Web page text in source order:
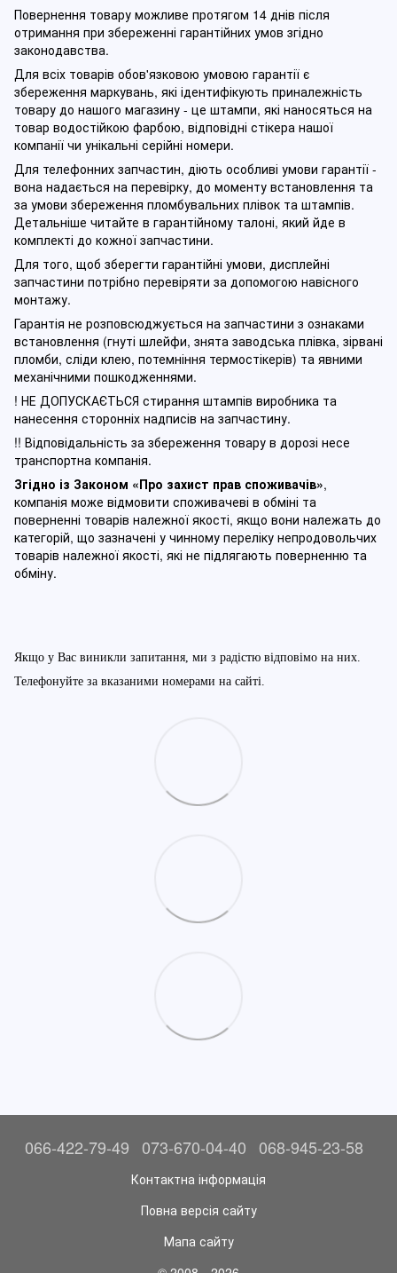
Повернення товару можливе протягом 14 днів після
отримання при збереженні гарантійних умов згідно
законодавства.
Для всіх товарів обов'язковою умовою гарантії є
збереження маркувань, які ідентифікують приналежність
товару до нашого магазину - це штампи, які наносяться на
товар водостійкою фарбою, відповідні стікера нашої
компанії чи унікальні серійні номери.
Для телефонних запчастин, діють особливі умови гарантії -
вона надається на перевірку, до моменту встановлення та
за умови збереження пломбувальних плівок та штампів.
Детальніше читайте в гарантійному талоні, який йде в
комплекті до кожної запчастини.
Для того, щоб зберегти гарантійні умови, дисплейні
запчастини потрібно перевіряти за допомогою навісного
монтажу.
Гарантія не розповсюджується на запчастини з ознаками
встановлення (гнуті шлейфи, знята заводська плівка, зірвані
пломби, сліди клею, потемніння термостікерів) та явними
механічними пошкодженнями.
! НЕ ДОПУСКАЄТЬСЯ стирання штампів виробника та
нанесення сторонніх надписів на запчастину.
!! Відповідальність за збереження товару в дорозі несе
транспортна компанія.
Згідно із Законом «Про захист прав споживачів»,
компанія може відмовити споживачеві в обміні та
поверненні товарів належної якості, якщо вони належать до
категорій, що зазначені у чинному переліку непродовольчих
товарів належної якості, які не підлягають поверненню та
обміну.
Якщо у Вас виникли запитання, ми з радістю відповімо на них.
Телефонуйте за вказаними номерами на сайті.
066-422-79-49 073-670-04-40 068-945-23-58
Контактна інформація
Повна версія сайту
Мапа сайту